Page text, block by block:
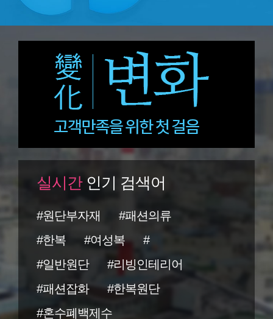
실시간인기 검색어
#원단부자재
#패션의류
#한복
#여성복
#
#일반원단
#리빙인테리어
#패션잡화
#한복원단
#혼수폐백제수